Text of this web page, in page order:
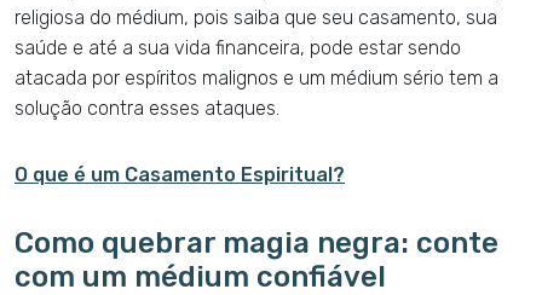
religiosa do médium, pois saiba que seu casamento, sua
saúde e até a sua vida financeira, pode estar sendo
atacada por espíritos malignos e um médium sério tem a
solução contra esses ataques.
O que é um Casamento Espiritual?
Como quebrar magia negra: conte
com um médium confiável